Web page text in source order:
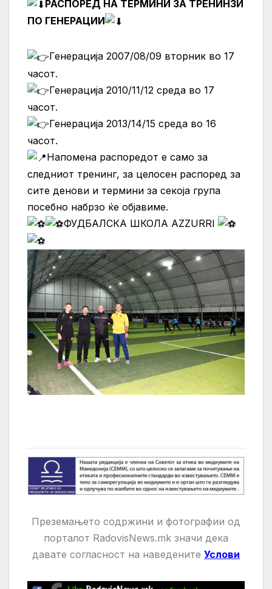
РАСПОРЕД НА ТЕРМИНИ ЗА ТРЕНИНЗИ
ПО ГЕНЕРАЦИИ
Генерација 2007/08/09 вторник во 17
часот.
Генерација 2010/11/12 среда во 17
часот.
Генерација 2013/14/15 среда во 16
часот.
Напомена распоредот е само за
следниот тренинг, за целосен распоред за
сите денови и термини за секоја група
посебно набрзо ќе објавиме.
ФУДБАЛСКА ШКОЛА AZZURRI
Преземањето содржини и фотографии од
порталот RadovisNews.mk значи дека
давате согласност на нaведените Услови